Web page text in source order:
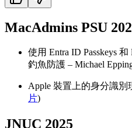
MacAdmins PSU
使用 Entra ID Passkeys
釣魚防護 – Michael
Apple 裝置上的身分識別
片)
JNUC 2025